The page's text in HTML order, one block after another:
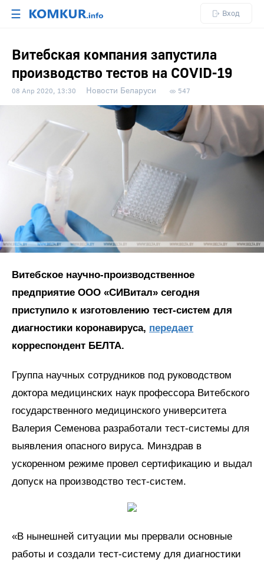
☰ Вход
Витебская компания запустила
производство тестов на COVID-19
08 Апр 2020, 13:30 Новости Беларуси 547
Витебское научно-производственное
предприятие ООО «СИВитал» сегодня
приступило к изготовлению тест-систем для
диагностики коронавируса, передает
корреспондент БЕЛТА.
Группа научных сотрудников под руководством
доктора медицинских наук профессора Витебского
государственного медицинского университета
Валерия Семенова разработали тест-системы для
выявления опасного вируса. Минздрав в
ускоренном режиме провел сертификацию и выдал
допуск на производство тест-систем.
«В нынешней ситуации мы прервали основные
работы и создали тест-систему для диагностики